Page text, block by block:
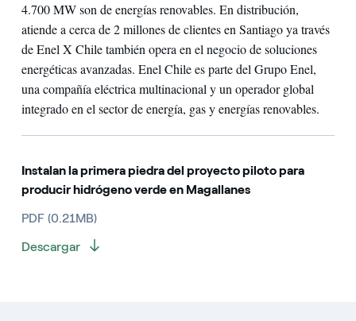
4.700 MW son de energías renovables. En distribución,
atiende a cerca de 2 millones de clientes en Santiago ya través
de Enel X Chile también opera en el negocio de soluciones
energéticas avanzadas. Enel Chile es parte del Grupo Enel,
una compañía eléctrica multinacional y un operador global
integrado en el sector de energía, gas y energías renovables.
Instalan la primera piedra del proyecto piloto para
producir hidrógeno verde en Magallanes
PDF (0.21MB)
Descargar